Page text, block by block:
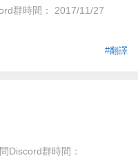
群時間： 2017/11/27
#翻譯
群時間：